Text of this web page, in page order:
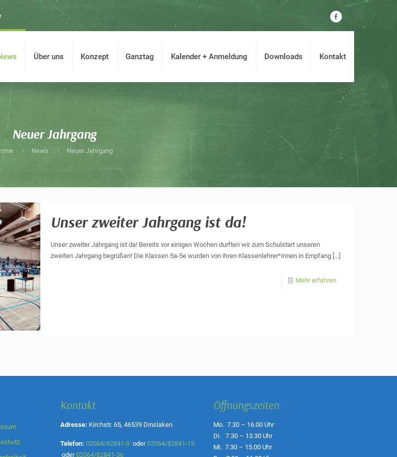
Über uns Konzept Ganztag Kalender + Anmeldung Downloads Kontakt
Neuer Jahrgang
News Neuer Jahrgang
Unser zweiter Jahrgang ist da!
Unser zweiter Jahrgang ist da! Bereits vor einigen Wochen durften wir zum Schulstart unseren
zweiten Jahrgang begrüßen! Die Klassen 5a-5e wurden von ihren Klassenlehrer*innen in Empfang […]
Mehr erfahren
Kontakt
Adresse: Kirchstr. 65, 46539 Dinslaken
Telefon: 02064/82841-0 oder02064/82841-15
oder02064/82841-36
Öffnungszeiten
Mo. 7.30 – 16.00 Uhr
Di. 7.30 – 13.30 Uhr
Mi. 7.30 – 15.00 Uhr